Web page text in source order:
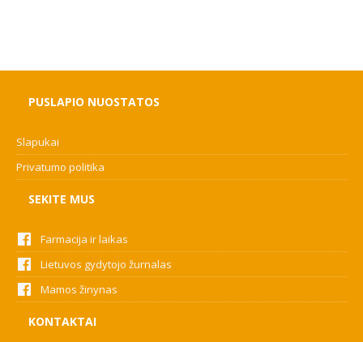
PUSLAPIO NUOSTATOS
Slapukai
Privatumo politika
SEKITE MUS
Farmacija ir laikas
Lietuvos gydytojo žurnalas
Mamos žinynas
KONTAKTAI